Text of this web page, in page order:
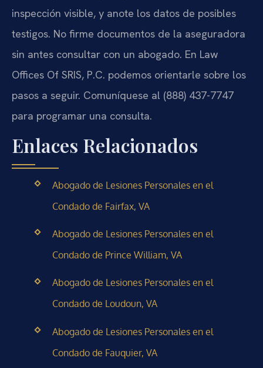
inspección visible, y anote los datos de posibles
testigos. No firme documentos de la aseguradora
sin antes consultar con un abogado. En Law
Offices Of SRIS, P.C. podemos orientarle sobre los
pasos a seguir. Comuníquese al (888) 437-7747
para programar una consulta.
Enlaces Relacionados
Abogado de Lesiones Personales en el
Condado de Fairfax, VA
Abogado de Lesiones Personales en el
Condado de Prince William, VA
Abogado de Lesiones Personales en el
Condado de Loudoun, VA
Abogado de Lesiones Personales en el
Condado de Fauquier, VA